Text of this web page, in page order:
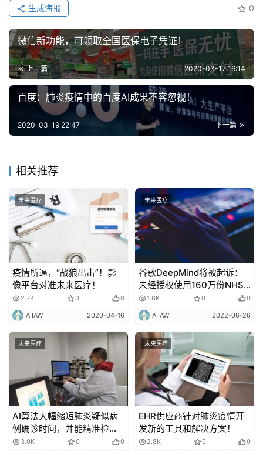
能
深
度
学
习
计
未
来
医
疗
智
能
驾
驶
慧
更
多
内
容
登录
0
生成海报
微信新功能，可领取全国医保电子凭证！
上一篇 2020-03-17 16:14
百度：肺炎疫情中的百度AI成果不容忽视！
下一篇
2020-03-19 22:47
相关推荐
未来医疗
疫情所逼，“战狼出击”！影
像平台对准未来医疗！
2.7K 0 0
AIIAW 2020-04-16
未来医疗
谷歌DeepMind将被起诉：
未经授权使用160万份NHS
医疗记录
1.6K 0 0
AIIAW 2022-06-26
未来医疗
AI算法大幅缩短肺炎疑似病
例确诊时间，并能精准检测
出病毒的变异情况！
3.0K 0 0
未来医疗
EHR供应商针对肺炎疫情开
发新的工具和解决方案！
2.8K 0 0